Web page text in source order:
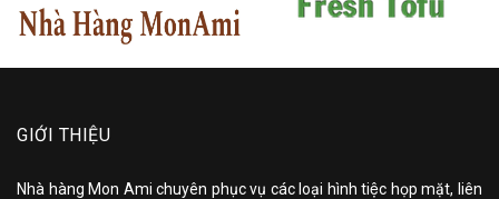
GIỚI THIỆU
Nhà hàng Mon Ami chuyên phục vụ các loại hình tiệc họp mặt, liên